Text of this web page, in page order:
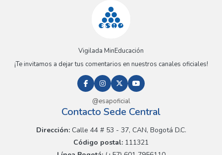
Vigilada MinEducación
¡Te invitamos a dejar tus comentarios en nuestros canales oficiales!
@esapoficial
Contacto Sede Central
Dirección:Calle 44 # 53 - 37, CAN, Bogotá D.C.
Código postal: 111321